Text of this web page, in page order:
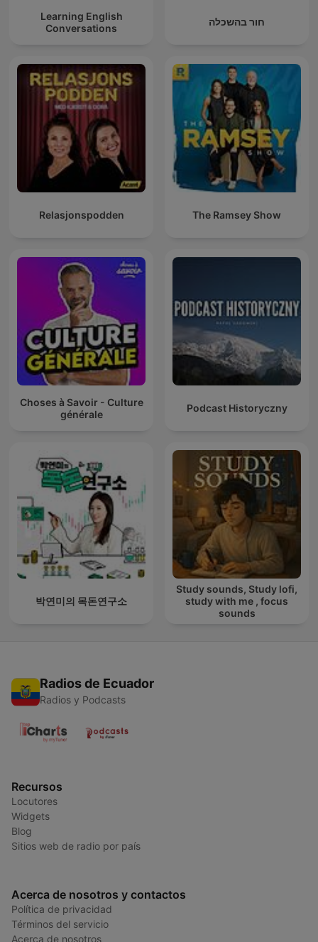
Learning English
Conversations
חור בהשכלה
Relasjonspodden The Ramsey Show
Choses à Savoir - Culture
générale
Podcast Historyczny
박연미의 목돈연구소
Study sounds, Study lofi,
study with me , focus
sounds
Radios de Ecuador
Radios y Podcasts
Recursos
Locutores
Widgets
Blog
Sitios web de radio por país
Acerca de nosotros y contactos
Política de privacidad
Términos del servicio
Acerca de nosotros